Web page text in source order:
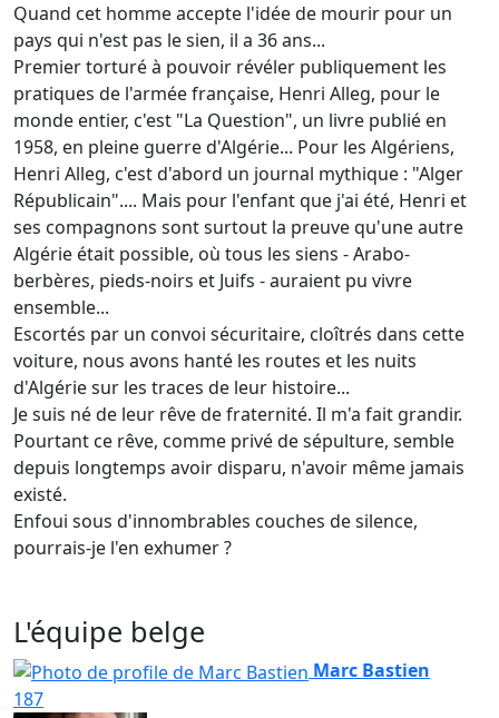
Quand cet homme accepte l'idée de mourir pour un
pays qui n'est pas le sien, il a 36 ans...
Premier torturé à pouvoir révéler publiquement les
pratiques de l'armée française, Henri Alleg, pour le
monde entier, c'est "La Question", un livre publié en
1958, en pleine guerre d'Algérie... Pour les Algériens,
Henri Alleg, c'est d'abord un journal mythique : "Alger
Républicain".... Mais pour l'enfant que j'ai été, Henri et
ses compagnons sont surtout la preuve qu'une autre
Algérie était possible, où tous les siens - Arabo-
berbères, pieds-noirs et Juifs - auraient pu vivre
ensemble...
Escortés par un convoi sécuritaire, cloîtrés dans cette
voiture, nous avons hanté les routes et les nuits
d'Algérie sur les traces de leur histoire...
Je suis né de leur rêve de fraternité. Il m'a fait grandir.
Pourtant ce rêve, comme privé de sépulture, semble
depuis longtemps avoir disparu, n'avoir même jamais
existé.
Enfoui sous d'innombrables couches de silence,
pourrais-je l'en exhumer ?
L'équipe belge
Marc Bastien
187